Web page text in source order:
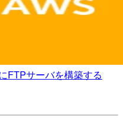
FTPサーバを構築する